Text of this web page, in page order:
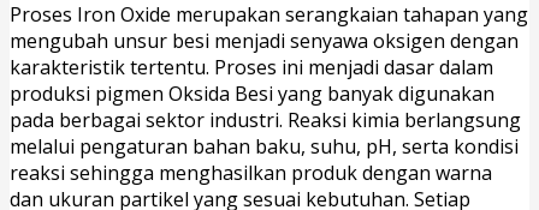
Proses Iron Oxide merupakan serangkaian tahapan yang
mengubah unsur besi menjadi senyawa oksigen dengan
karakteristik tertentu. Proses ini menjadi dasar dalam
produksi pigmen Oksida Besi yang banyak digunakan
pada berbagai sektor industri. Reaksi kimia berlangsung
melalui pengaturan bahan baku, suhu, pH, serta kondisi
reaksi sehingga menghasilkan produk dengan warna
dan ukuran partikel yang sesuai kebutuhan. Setiap